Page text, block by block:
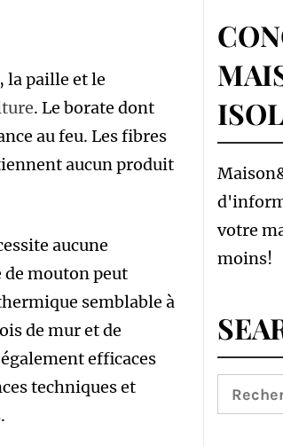
la paille et le
. Le borate dont
au feu. Les fibres
aucun produit
aucune
mouton peut
semblable à
de mur et de
efficaces
techniques et
votre
moins!